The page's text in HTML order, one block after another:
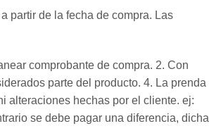
partir de la fecha de compra. Las
comprobante de compra. 2. Con
parte del producto. 4. La prenda
alteraciones hechas por el cliente. ej:
se debe pagar una diferencia, dicha